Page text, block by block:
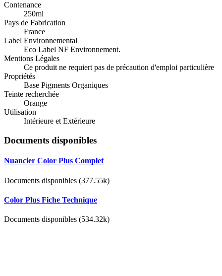
Contenance
250ml
Pays de Fabrication
France
Label Environnemental
Eco Label NF Environnement.
Mentions Légales
Ce produit ne requiert pas de précaution d'emploi particulière
Propriétés
Base Pigments Organiques
Teinte recherchée
Orange
Utilisation
Intérieure et Extérieure
Documents disponibles
Nuancier Color Plus Complet
Documents disponibles (377.55k)
Color Plus Fiche Technique
Documents disponibles (534.32k)